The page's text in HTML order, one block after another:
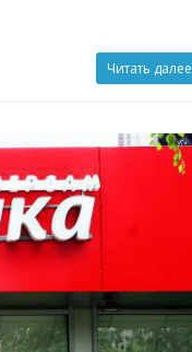
Читать далее